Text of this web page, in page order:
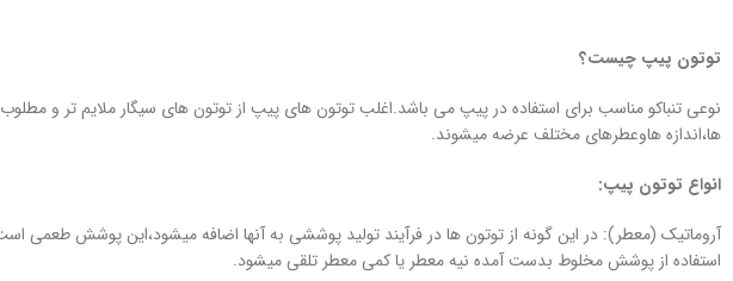
توتون پیپ چیست؟
نوعی تنباکو مناسب برای استفاده در پیپ می باشد.اغلب توتون های پیپ از توتون های سیگار ملایم تر و
ها،اندازه هاوعطرهای مختلف عرضه میشوند.
انواع توتون پیپ:
آروماتیک (معطر): در این گونه از توتون ها در فرآیند تولید پوششی به آنها اضافه میشود،این پوشش طعمی
استفاده از پوشش مخلوط بدست آمده نیه معطر یا کمی معطر تلقی میشود.